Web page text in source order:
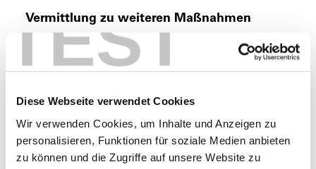
TEST
Diese Webseite verwendet Cookies
Wir verwenden Cookies, um Inhalte und Anzeigen zu
personalisieren, Funktionen für soziale Medien anbieten
zu können und die Zugriffe auf unsere Website zu
Vermittlung zu weiteren Maßnahmen
Ein weiterer Vorteil für dich: Durch die
Kooperation mit einzelnen Leistungserbringern
kürzerer Wartezeit starten. Das Therapienetz
Essstörung kann dich, wenn es notwendig ist,